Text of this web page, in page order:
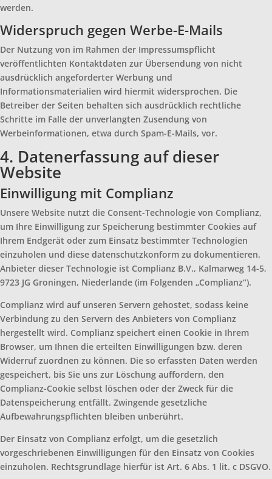
werden.
Widerspruch gegen Werbe-E-Mails
Der Nutzung von im Rahmen der Impressumspflicht
veröffentlichten Kontaktdaten zur Übersendung von nicht
ausdrücklich angeforderter Werbung und
Informationsmaterialien wird hiermit widersprochen. Die
Betreiber der Seiten behalten sich ausdrücklich rechtliche
Schritte im Falle der unverlangten Zusendung von
Werbeinformationen, etwa durch Spam-E-Mails, vor.
4. Datenerfassung auf dieser
Website
Einwilligung mit Complianz
Unsere Website nutzt die Consent-Technologie von Complianz,
um Ihre Einwilligung zur Speicherung bestimmter Cookies auf
Ihrem Endgerät oder zum Einsatz bestimmter Technologien
einzuholen und diese datenschutzkonform zu dokumentieren.
Anbieter dieser Technologie ist Complianz B.V., Kalmarweg 14-5,
9723 JG Groningen, Niederlande (im Folgenden „Complianz“).
Complianz wird auf unseren Servern gehostet, sodass keine
Verbindung zu den Servern des Anbieters von Complianz
hergestellt wird. Complianz speichert einen Cookie in Ihrem
Browser, um Ihnen die erteilten Einwilligungen bzw. deren
Widerruf zuordnen zu können. Die so erfassten Daten werden
gespeichert, bis Sie uns zur Löschung auffordern, den
Complianz-Cookie selbst löschen oder der Zweck für die
Datenspeicherung entfällt. Zwingende gesetzliche
Aufbewahrungspflichten bleiben unberührt.
Der Einsatz von Complianz erfolgt, um die gesetzlich
vorgeschriebenen Einwilligungen für den Einsatz von Cookies
einzuholen. Rechtsgrundlage hierfür ist Art. 6 Abs. 1 lit. c DSGVO.